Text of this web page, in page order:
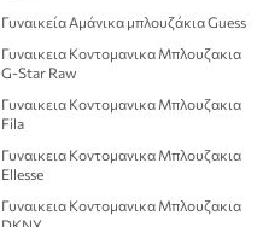
Γυναικεία Αμάνικα μπλουζάκια Guess
Γυναικεια Κοντομανικα Μπλουζακια
G-Star Raw
Γυναικεια Κοντομανικα Μπλουζακια
Fila
Γυναικεια Κοντομανικα Μπλουζακια
Ellesse
Γυναικεια Κοντομανικα Μπλουζακια